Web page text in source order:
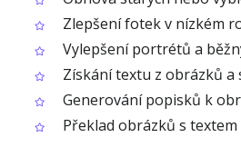
Zlepšení fotek v nízkém
Vylepšení portrétů a
Získání textu z obrázků a
Generování popisků k
Překlad obrázků s